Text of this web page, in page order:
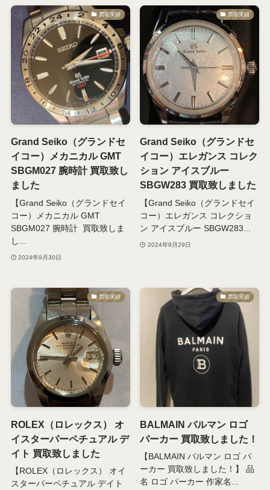
買取実績
Grand Seiko（グランドセ
イコー）メカニカル GMT
SBGM027 腕時計 買取致し
ました
【Grand Seiko（グランドセイ
コー）メカニカル GMT
SBGM027 腕時計 買取致しま
し...
2024年9月30日
買取実績
Grand Seiko（グランドセ
イコー）エレガンス コレク
ション アイスブルー
SBGW283 買取致しました
【Grand Seiko（グランドセイ
コー）エレガンス コレクショ
ン アイスブルー SBGW283...
2024年9月29日
買取実績
ROLEX（ロレックス） オ
イスターパーペチュアル デ
イト 買取致しました
【ROLEX（ロレックス） オイ
スターパーペチュアル デイト
買取実績
BALMAIN バルマン ロゴ
パーカー 買取致しました！
【BALMAIN バルマン ロゴ パ
ーカー 買取致しました！】 品
名 ロゴ パーカー 作家名...